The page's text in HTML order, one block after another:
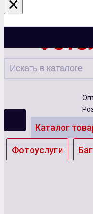
Казань
Каталог
Фотоуслуги
×